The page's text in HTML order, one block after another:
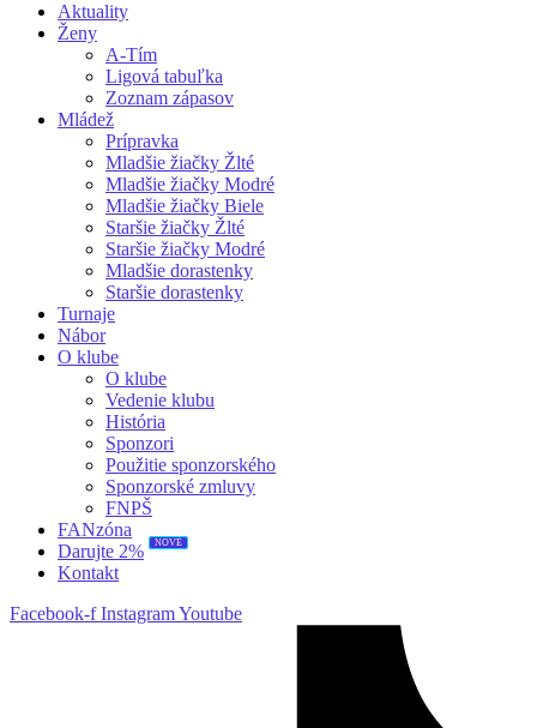
Aktuality
Ženy
A-Tím
Ligová tabuľka
Zoznam zápasov
Mládež
Prípravka
Mladšie žiačky Žlté
Mladšie žiačky Modré
Mladšie žiačky Biele
Staršie žiačky Žlté
Staršie žiačky Modré
Mladšie dorastenky
Staršie dorastenky
Turnaje
Nábor
O klube
O klube
Vedenie klubu
História
Sponzori
Použitie sponzorského
Sponzorské zmluvy
FNPŠ
FANzóna
Darujte 2%
NOVÉ
Kontakt
Facebook-f InstagramYoutube